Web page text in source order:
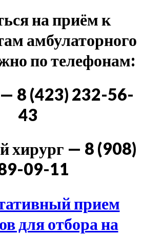
на приём к
амбулаторного
по телефонам:
8 (423) 232-56-
43
хирург — 8 (908)
09-11
прием
для отбора на